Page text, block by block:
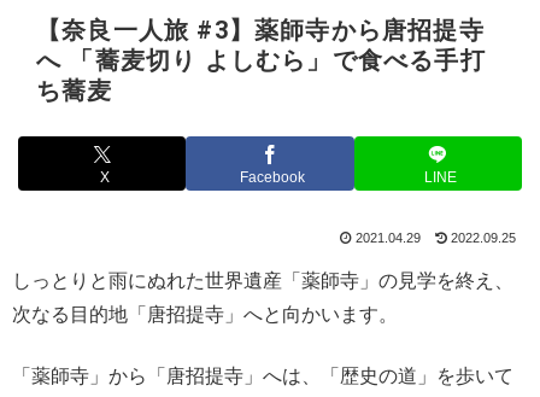
【奈良一人旅 #3】薬師寺から唐招提寺
へ 「蕎麦切り よしむら」で食べる手打
ち蕎麦
X Facebook LINE
2021.04.29 2022.09.25
しっとりと雨にぬれた世界遺産「薬師寺」の見学を終え、
次なる目的地「唐招提寺」へと向かいます。
「薬師寺」から「唐招提寺」へは、「歴史の道」を歩いて